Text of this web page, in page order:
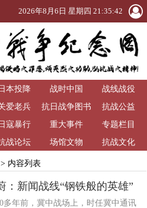
2026年8月6日 星期四 21:35:42
本投降 战时中国
战线战役
爱老兵
抗日战争图书
馆
抗战公益
寇暴行 重大事件
专题栏目
战论坛 场馆文物 抗战文化
> 内容列表
：新闻战线“钢铁般的英雄”
多年前，冀中战场上，时任冀中通讯